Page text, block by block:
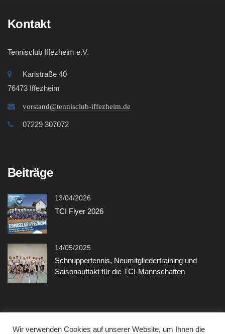
Kontakt
Tennisclub Iffezheim e.V.
Karlstraße 40
76473 Iffezheim
vorstand@tennisclub-iffezheim.de
07229 307072
Beiträge
13/04/2026
TCI Flyer 2026
14/05/2025
Schnuppertennis, Neumitgliedertraining und
Saisonauftakt für die TCI-Mannschaften
Sonstiges
Wir verwenden Cookies auf unserer Website, um Ihnen die